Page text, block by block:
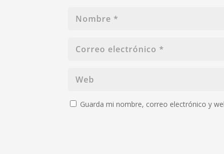
Guarda mi nombre, correo electrónico y